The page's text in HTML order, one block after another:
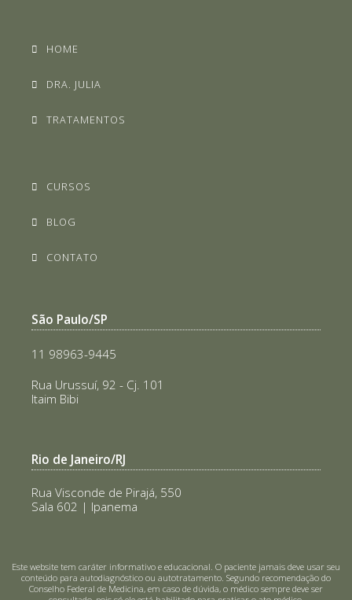
HOME
DRA. JULIA
TRATAMENTOS
CURSOS
BLOG
CONTATO
São Paulo/SP
11 98963-9445
Rua Urussuí, 92 - Cj. 101
Itaim Bibi
Rio de Janeiro/RJ
Rua Visconde de Pirajá, 550
Sala 602 | Ipanema
Este website tem caráter informativo e educacional. O paciente jamais deve usar seu
conteúdo para autodiagnóstico ou autotratamento. Segundo recomendação do
Conselho Federal de Medicina, em caso de dúvida, o médico sempre deve ser